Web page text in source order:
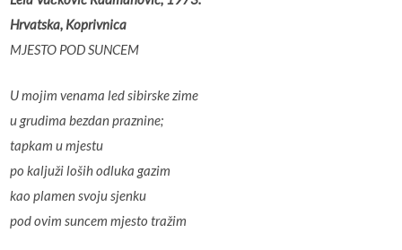
Hrvatska, Koprivnica
MJESTO POD SUNCEM
U mojim venama led sibirske zime
u grudima bezdan praznine;
tapkam u mjestu
po kaljuži loših odluka gazim
kao plamen svoju sjenku
pod ovim suncem mjesto tražim